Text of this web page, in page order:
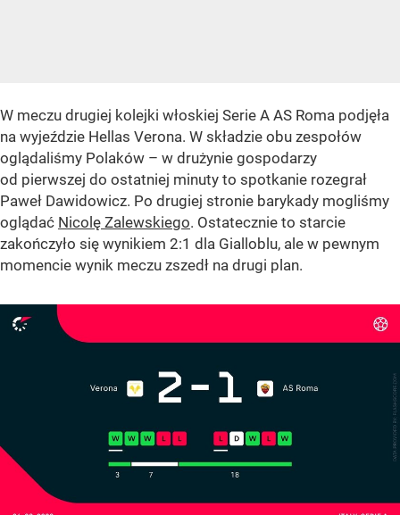
W meczu drugiej kolejki włoskiej Serie A AS Roma podjęła
na wyjeździe Hellas Verona. W składzie obu zespołów
oglądaliśmy Polaków – w drużynie gospodarzy
od pierwszej do ostatniej minuty to spotkanie rozegrał
Paweł Dawidowicz. Po drugiej stronie barykady mogliśmy
oglądać Nicolę Zalewskiego. Ostatecznie to starcie
zakończyło się wynikiem 2:1 dla Gialloblu, ale w pewnym
momencie wynik meczu zszedł na drugi plan.